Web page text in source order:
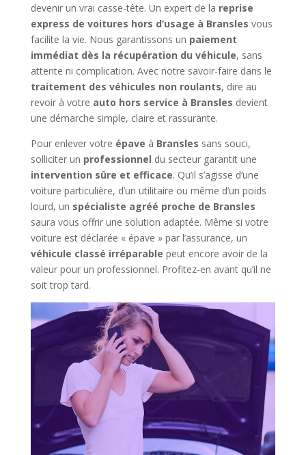
devenir un vrai casse-tête. Un expert de la reprise
express de voitures hors d’usage à Bransles vous
facilite la vie. Nous garantissons un paiement
immédiat dès la récupération du véhicule, sans
attente ni complication. Avec notre savoir-faire dans le
traitement des véhicules non roulants, dire au
revoir à votre auto hors service à Bransles devient
une démarche simple, claire et rassurante.
Pour enlever votre épave à Bransles sans souci,
solliciter un professionnel du secteur garantit une
intervention sûre et efficace. Qu’il s’agisse d’une
voiture particulière, d’un utilitaire ou même d’un poids
lourd, un spécialiste agréé proche de Bransles
saura vous offrir une solution adaptée. Même si votre
voiture est déclarée « épave » par l’assurance, un
véhicule classé irréparable peut encore avoir de la
valeur pour un professionnel. Profitez-en avant qu’il ne
soit trop tard.